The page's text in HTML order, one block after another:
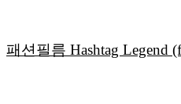
패션필름 Hashtag Legend